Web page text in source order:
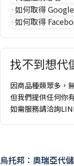
如何取得
如何取得
找不到想代
因商品種類眾多，
但我們提供任何你
如需服務請洽詢
烏托邦：奧瑞亞代